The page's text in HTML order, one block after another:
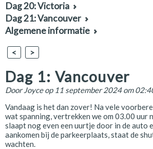
< >
Dag 1: Vancouver
DoorJoyce op 11 september 2024 om
Vandaag is het dan zover! Na vele
wat spanning, vertrekken we om 03.00 uur
slaapt nog even een uurtje door in de auto
aankomen bij de parkeerplaats, staat de
wachten.
Dag 20: Victoria
Dag 21: Vancouver
Algemene informatie